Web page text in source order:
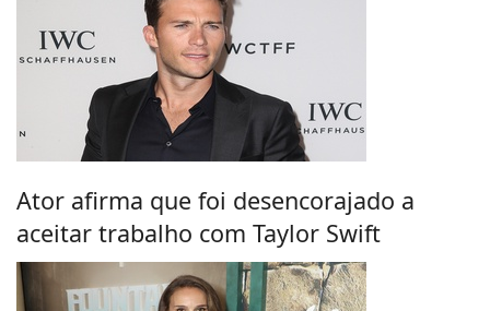
Ator afirma que foi desencorajado a
aceitar trabalho com Taylor Swift